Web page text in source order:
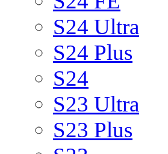
S24 Ultra
S24 Plus
S24
S23 Ultra
S23 Plus